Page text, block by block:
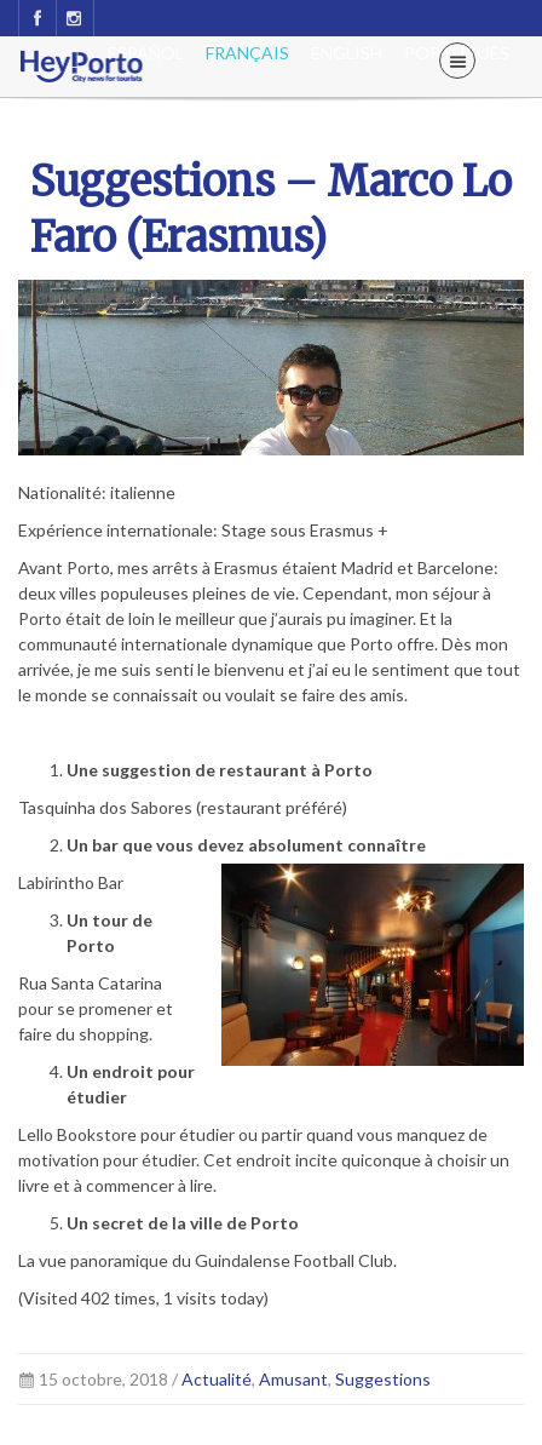
PORTUGUÊS
FRANÇAIS
ESPAÑOL
Suggestions – Marco Lo
Faro (Erasmus)
Nationalité: italienne
Expérience internationale: Stage sous Erasmus +
Avant Porto, mes arrêts à Erasmus étaient Madrid et Barcelone: ​​
deux villes populeuses pleines de vie. Cependant, mon séjour à
Porto était de loin le meilleur que j’aurais pu imaginer. Et la
communauté internationale dynamique que Porto offre. Dès mon
arrivée, je me suis senti le bienvenu et j’ai eu le sentiment que tout
le monde se connaissait ou voulait se faire des amis.
Une suggestion de restaurant à Porto
Tasquinha dos Sabores (restaurant préféré)
Un bar que vous devez absolument connaître
Labirintho Bar
Un tour de
Porto
Rua Santa Catarina
pour se promener et
faire du shopping.
Un endroit pour
étudier
Lello Bookstore pour étudier ou partir quand vous manquez de
motivation pour étudier. Cet endroit incite quiconque à choisir un
livre et à commencer à lire.
Un secret de la ville de Porto
La vue panoramique du Guindalense Football Club.
(Visited 402 times, 1 visits today)
15 octobre, 2018 /Actualité, Amusant, Suggestions